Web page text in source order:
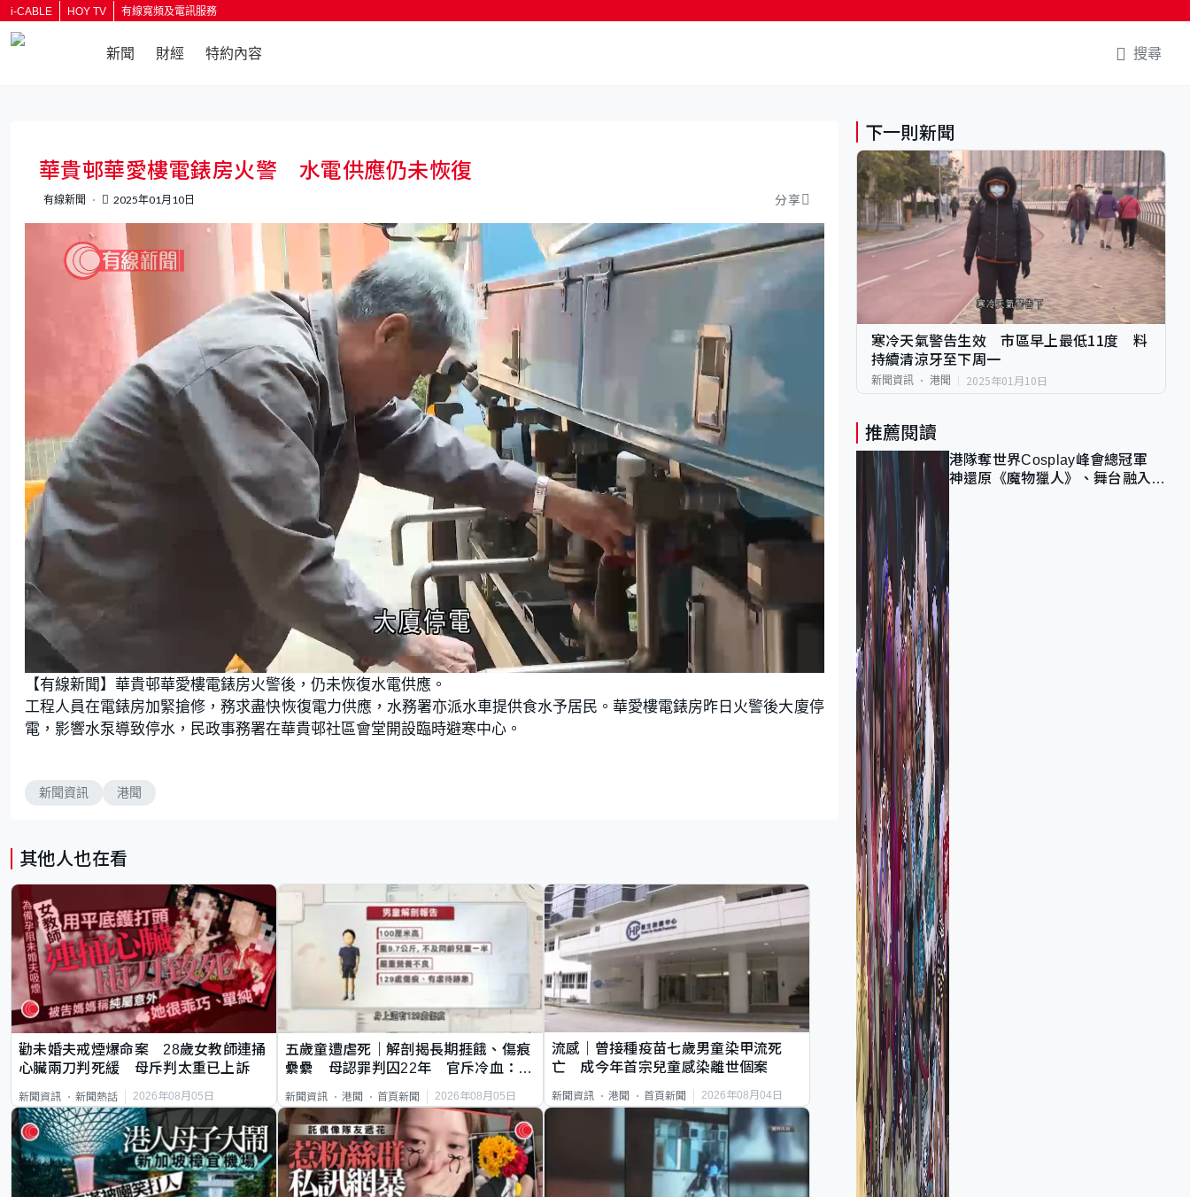
i-CABLE HOY TV 有線寬頻及電訊服務
新聞 財經 特約內容 搜尋
華貴邨華愛樓電錶房火警 水電供應仍未恢復
有線新聞 2025年01月10日 分享
n
m
u
t
e
o
a
d
e
d
:
1
0
【有線新聞】華貴邨華愛樓電錶房火警後，仍未恢復水電供應。
工程人員在電錶房加緊搶修，務求盡快恢復電力供應，水務署亦派水車提供食水予居民。華愛樓電錶房昨日火警後大廈停
電，影響水泵導致停水，民政事務署在華貴邨社區會堂開設臨時避寒中心。
新聞資訊 港聞
其他人也在看
勸未婚夫戒煙爆命案 28歲女教師連捅
心臟兩刀判死緩 母斥判太重已上訴
新聞資訊 新聞熱話 2026年08月05日
五歲童遭虐死｜解剖揭長期捱餓、傷痕
纍纍 母認罪判囚22年 官斥冷血：同
新聞資訊 港聞 首頁新聞 2026年08月05日
流感｜曾接種疫苗七歲男童染甲流死
亡 成今年首宗兒童感染離世個案
新聞資訊 港聞 首頁新聞 2026年08月04日
下一則新聞
寒冷天氣警告生效 市區早上最低11度 料
持續清涼牙至下周一
新聞資訊 港聞 2025年01月10日
推薦閱讀
港隊奪世界Cosplay峰會總冠軍
神還原《魔物獵人》、舞台融入獅